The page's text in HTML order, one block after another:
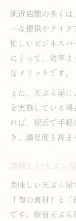
駅近店舗の多くは
ーな提供やテイク
忙しいビジネス
にとって、効率
なメリットです。
また、天ぷら屋
を実施している
れば、駅近で手
き、満足度も高ま
美味しい天ぷら
美味しい天ぷら
「旬の食材」と
です。新宿天ぷ